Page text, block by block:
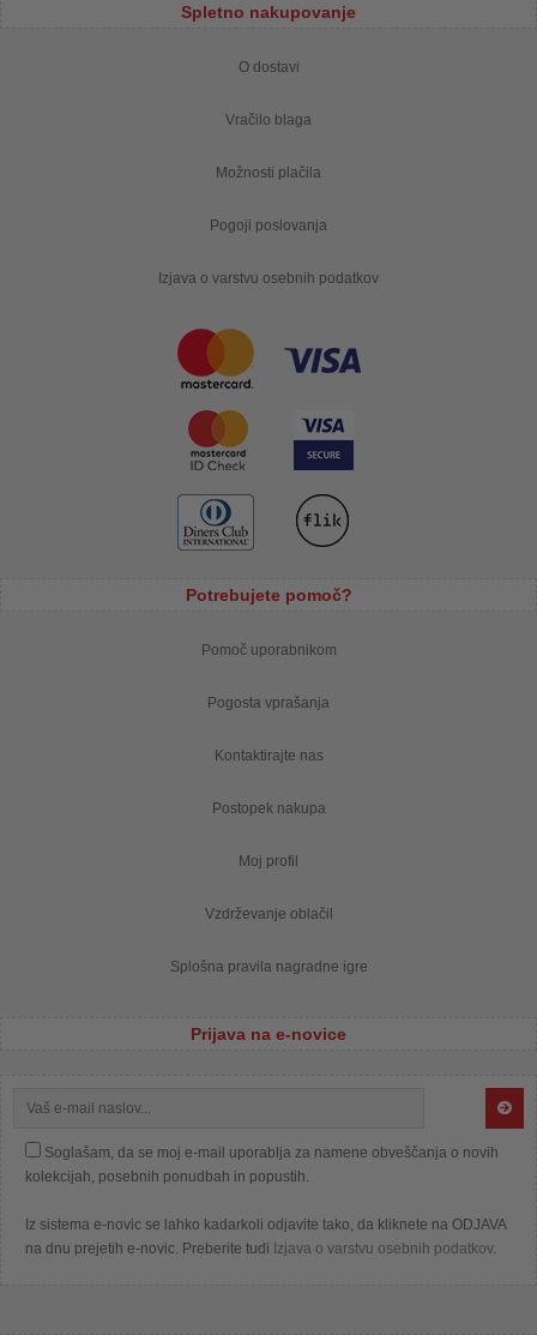
Spletno nakupovanje
O dostavi
Vračilo blaga
Možnosti plačila
Pogoji poslovanja
Izjava o varstvu osebnih podatkov
Potrebujete pomoč?
Pomoč uporabnikom
Pogosta vprašanja
Kontaktirajte nas
Postopek nakupa
Moj profil
Vzdrževanje oblačil
Splošna pravila nagradne igre
Prijava na e-novice
Soglašam, da se moj e-mail uporablja za namene obveščanja o novih
kolekcijah, posebnih ponudbah in popustih.
Iz sistema e-novic se lahko kadarkoli odjavite tako, da kliknete na ODJAVA
na dnu prejetih e-novic. Preberite tudi Izjava o varstvu osebnih podatkov.